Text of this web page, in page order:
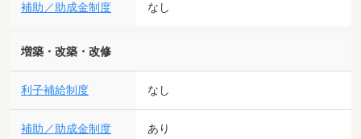
補助／助成金制度 なし
増築・改築・改修
利子補給制度 なし
補助／助成金制度 あり